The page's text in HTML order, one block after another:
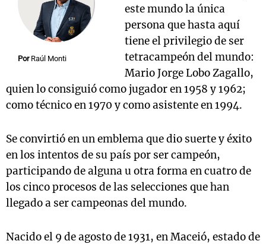
Por Raúl Monti
este mundo la única
persona que hasta aquí
tiene el privilegio de ser
tetracampeón del mundo:
Mario Jorge Lobo Zagallo,
quien lo consiguió como jugador en 1958 y 1962;
como técnico en 1970 y como asistente en 1994.
Se convirtió en un emblema que dio suerte y éxito
en los intentos de su país por ser campeón,
participando de alguna u otra forma en cuatro de
los cinco procesos de las selecciones que han
llegado a ser campeonas del mundo.
Nacido el 9 de agosto de 1931, en Maceió, estado de